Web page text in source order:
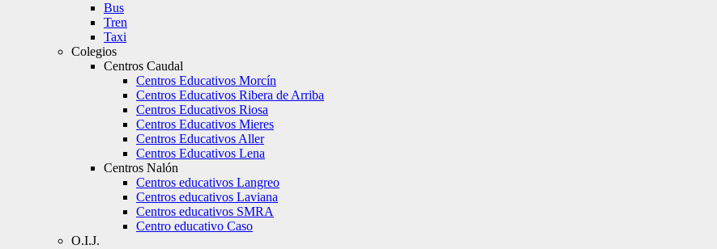
Bus
Tren
Taxi
Colegios
Centros Caudal
Centros Educativos Morcín
Centros Educativos Ribera de Arriba
Centros Educativos Riosa
Centros Educativos Mieres
Centros Educativos Aller
Centros Educativos Lena
Centros Nalón
Centros educativos Langreo
Centros educativos Laviana
Centros educativos SMRA
Centro educativo Caso
O.I.J.